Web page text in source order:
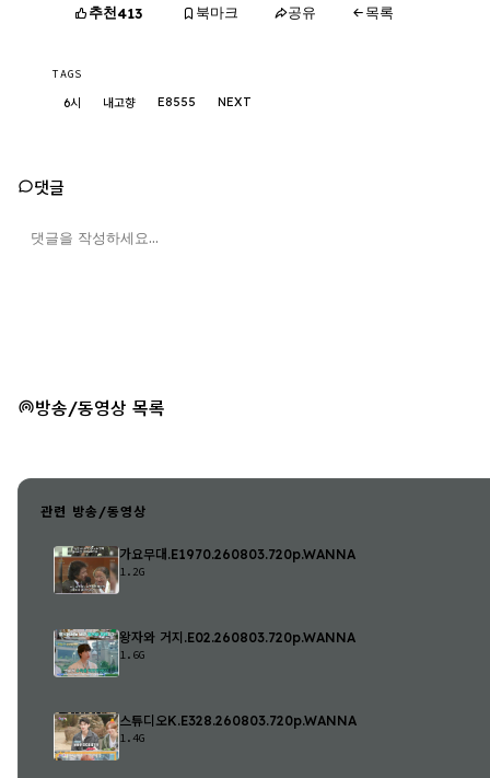
추천413 북마크 공유 목록
TAGS
6시 내고향 E8555 NEXT
댓글
방송/동영상 목록
관련 방송/동영상
가요무대.E1970.260803.720p.WANNA
1.2G
왕자와 거지.E02.260803.720p.WANNA
1.6G
스튜디오K.E328.260803.720p.WANNA
1.4G